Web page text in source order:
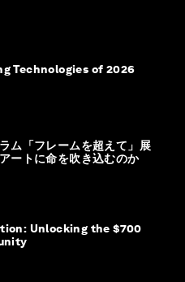
Technologies of 2026
ム「フレームを超えて」展
ートに命を吹き込むのか
Unlocking the $700